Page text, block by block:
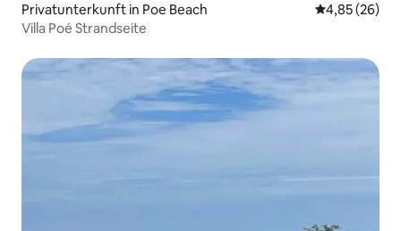
Privatunterkunft in Poe Beach
4,85 (26)
Villa Poé Strandseite